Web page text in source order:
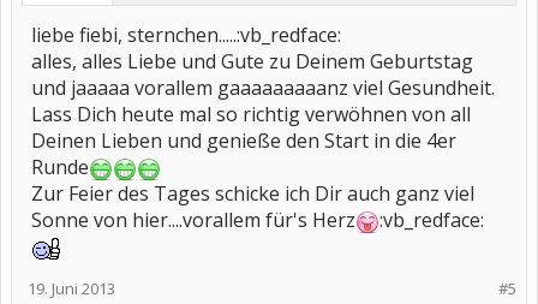
liebe fiebi, sternchen.....:vb_redface:
alles, alles Liebe und Gute zu Deinem Geburtstag
und jaaaaa vorallem gaaaaaaaaanz viel Gesundheit.
Lass Dich heute mal so richtig verwöhnen von all
Deinen Lieben und genieße den Start in die 4er
Runde
Zur Feier des Tages schicke ich Dir auch ganz viel
Sonne von hier....vorallem für's Herz
:vb_redface:
#5
19. Juni 2013